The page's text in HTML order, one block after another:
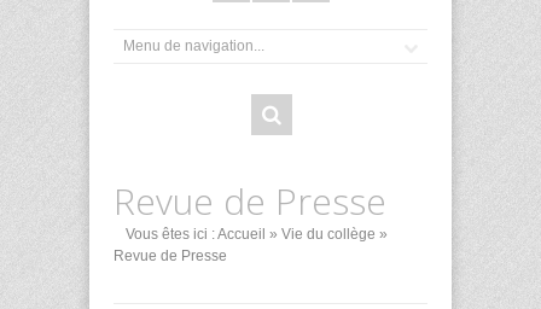
Revue de Presse
Vous êtes ici :Accueil » Vie du collège »
Revue de Presse